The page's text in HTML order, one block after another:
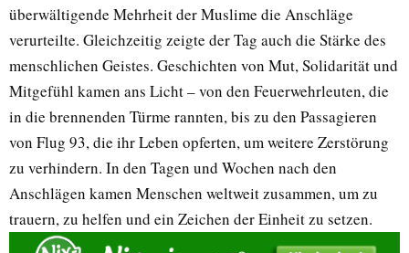
überwältigende Mehrheit der Muslime die Anschläge
verurteilte. Gleichzeitig zeigte der Tag auch die Stärke des
menschlichen Geistes. Geschichten von Mut, Solidarität und
Mitgefühl kamen ans Licht – von den Feuerwehrleuten, die
in die brennenden Türme rannten, bis zu den Passagieren
von Flug 93, die ihr Leben opferten, um weitere Zerstörung
zu verhindern. In den Tagen und Wochen nach den
Anschlägen kamen Menschen weltweit zusammen, um zu
trauern, zu helfen und ein Zeichen der Einheit zu setzen.